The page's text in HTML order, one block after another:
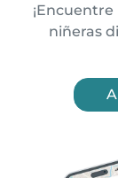
niñeras